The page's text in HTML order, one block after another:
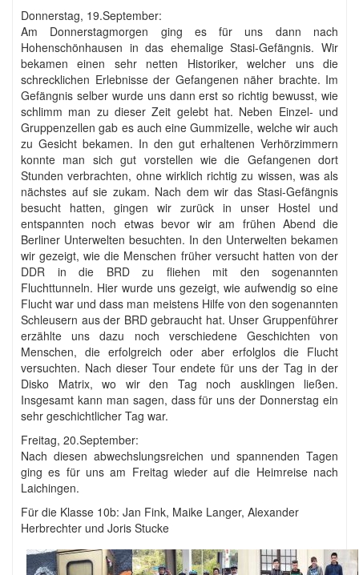
Donnerstag, 19.September:
Am Donnerstagmorgen ging es für uns dann nach
Hohenschönhausen in das ehemalige Stasi-Gefängnis. Wir
bekamen einen sehr netten Historiker, welcher uns die
schrecklichen Erlebnisse der Gefangenen näher brachte. Im
Gefängnis selber wurde uns dann erst so richtig bewusst, wie
schlimm man zu dieser Zeit gelebt hat. Neben Einzel- und
Gruppenzellen gab es auch eine Gummizelle, welche wir auch
zu Gesicht bekamen. In den gut erhaltenen Verhörzimmern
konnte man sich gut vorstellen wie die Gefangenen dort
Stunden verbrachten, ohne wirklich richtig zu wissen, was als
nächstes auf sie zukam. Nach dem wir das Stasi-Gefängnis
besucht hatten, gingen wir zurück in unser Hostel und
entspannten noch etwas bevor wir am frühen Abend die
Berliner Unterwelten besuchten. In den Unterwelten bekamen
wir gezeigt, wie die Menschen früher versucht hatten von der
DDR in die BRD zu fliehen mit den sogenannten
Fluchttunneln. Hier wurde uns gezeigt, wie aufwendig so eine
Flucht war und dass man meistens Hilfe von den sogenannten
Schleusern aus der BRD gebraucht hat. Unser Gruppenführer
erzählte uns dazu noch verschiedene Geschichten von
Menschen, die erfolgreich oder aber erfolglos die Flucht
versuchten. Nach dieser Tour endete für uns der Tag in der
Disko Matrix, wo wir den Tag noch ausklingen ließen.
Insgesamt kann man sagen, dass für uns der Donnerstag ein
sehr geschichtlicher Tag war.
Freitag, 20.September:
Nach diesen abwechslungsreichen und spannenden Tagen
ging es für uns am Freitag wieder auf die Heimreise nach
Laichingen.
Für die Klasse 10b: Jan Fink, Maike Langer, Alexander
Herbrechter und Joris Stucke